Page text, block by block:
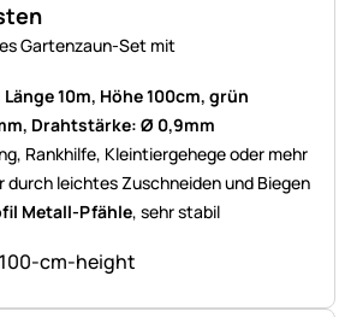
Gartenzaun-Set mit
10m, Höhe 100cm, grün
Drahtstärke: Ø 0,9mm
Rankhilfe, Kleintiergehege oder mehr
durch leichtes Zuschneiden und Biegen
Metall-Pfähle, sehr stabil